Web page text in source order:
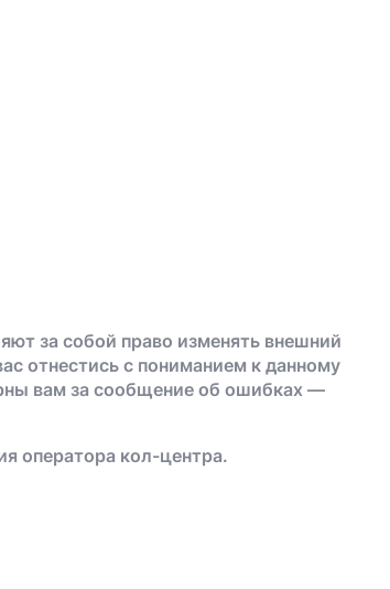
за собой право изменять внешний
отнестись с пониманием к данному
вам за сообщение об ошибках —
оператора кол-центра.